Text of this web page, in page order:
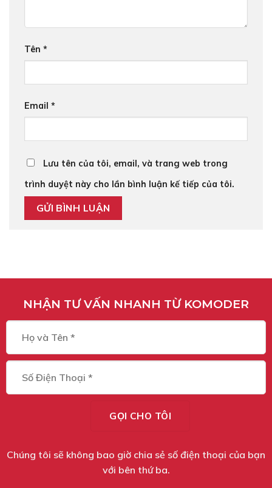
Tên *
Email *
Lưu tên của tôi, email, và trang web trong
trình duyệt này cho lần bình luận kế tiếp của tôi.
NHẬN TƯ VẤN NHANH TỪ KOMODER
Chúng tôi sẽ không bao giờ chia sẻ số điện thoại của bạn
với bên thứ ba.